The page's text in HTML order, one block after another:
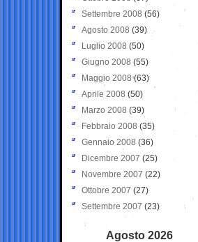
Settembre 2008 (56)
Agosto 2008 (39)
Luglio 2008 (50)
Giugno 2008 (55)
Maggio 2008(63)
Aprile 2008 (50)
Marzo 2008 (39)
Febbraio 2008 (35)
Gennaio 2008 (36)
Dicembre 2007 (25)
Novembre 2007 (22)
Ottobre 2007 (27)
Settembre 2007 (23)
Agosto 2026